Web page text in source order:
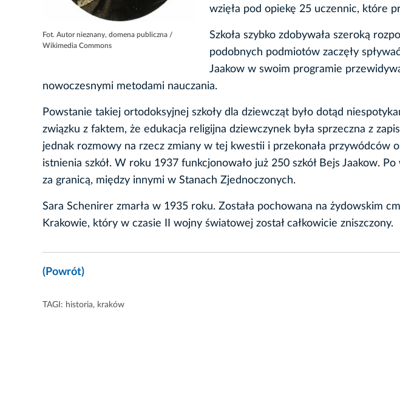
Fot. Autor nieznany, domena publiczna /
Wikimedia Commons
wzięła pod opiekę 25 uczennic, które
Szkoła szybko zdobywała szeroką
podobnych podmiotów zaczęły
Jaakow w swoim programie
nowoczesnymi metodami nauczania.
Powstanie takiej ortodoksyjnej szkoły dla dziewcząt było dotąd
związku z faktem, że edukacja religijna dziewczynek była sprzeczna z
jednak rozmowy na rzecz zmiany w tej kwestii i przekonała przywódców
istnienia szkół. W roku 1937 funkcjonowało już 250 szkół Bejs Jaakow.
za granicą, między innymi w Stanach Zjednoczonych.
Sara Schenirer zmarła w 1935 roku. Została pochowana na żydowskim
Krakowie, który w czasie II wojny światowej został całkowicie zniszczony.
(Powrót)
TAGI: historia, kraków